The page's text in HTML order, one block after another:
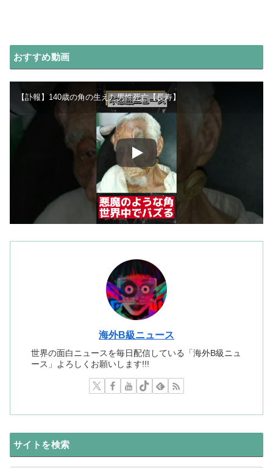
おすすめ動画
【訃報】140歳の角の生えた男性死亡【長寿】
海外B級ニュース
世界の面白ニュースを毎日配信している「海外B級ニュ
ース」よろしくお願いします!!!
サイトを検索